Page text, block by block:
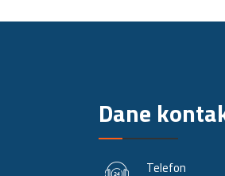
Dane
Telefon